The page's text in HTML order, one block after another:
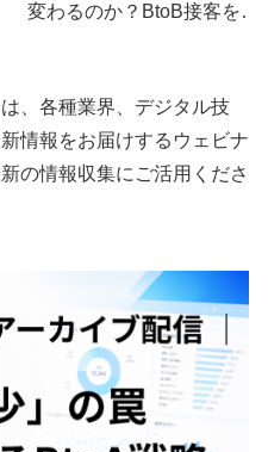
変わるのか？BtoB接客を整
、各種業界、デジタル技
情報をお届けするウェビナ
の情報収集にご活用くださ